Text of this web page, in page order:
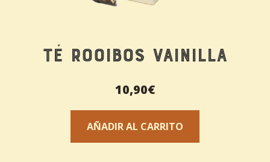
Té Rooibos Vainilla
10,90€
AÑADIR AL CARRITO